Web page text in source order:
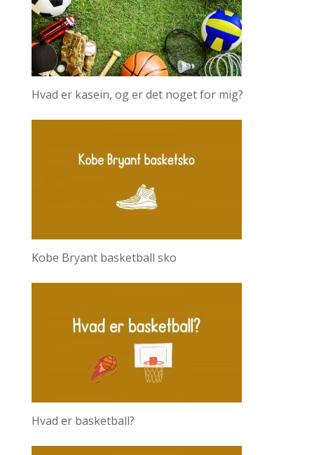
Hvad er kasein, og er det noget for mig?
Kobe Bryant basketball sko
Hvad er basketball?